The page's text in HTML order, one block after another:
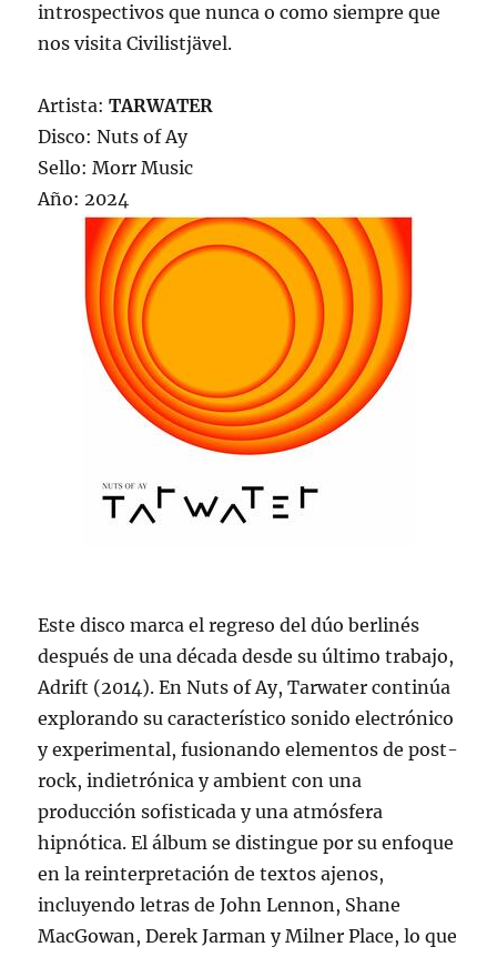
introspectivos que nunca o como siempre que
nos visita Civilistjävel.
Artista:TARWATER
Disco: Nuts of Ay
Sello: Morr Music
Año: 2024
Este disco marca el regreso del dúo berlinés
después de una década desde su último trabajo,
Adrift (2014). En Nuts of Ay, Tarwater continúa
explorando su característico sonido electrónico
y experimental, fusionando elementos de post-
rock, indietrónica y ambient con una
producción sofisticada y una atmósfera
hipnótica. El álbum se distingue por su enfoque
en la reinterpretación de textos ajenos,
incluyendo letras de John Lennon, Shane
MacGowan, Derek Jarman y Milner Place, lo que